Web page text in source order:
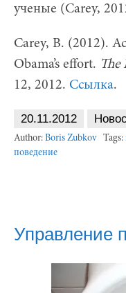
ученые (Carey,
Carey, B. (2012).
Obama’s effort. The
12, 2012. Ссылка.
20.11.2012
Author: Boris Zubkov Tags:
поведение
Управление